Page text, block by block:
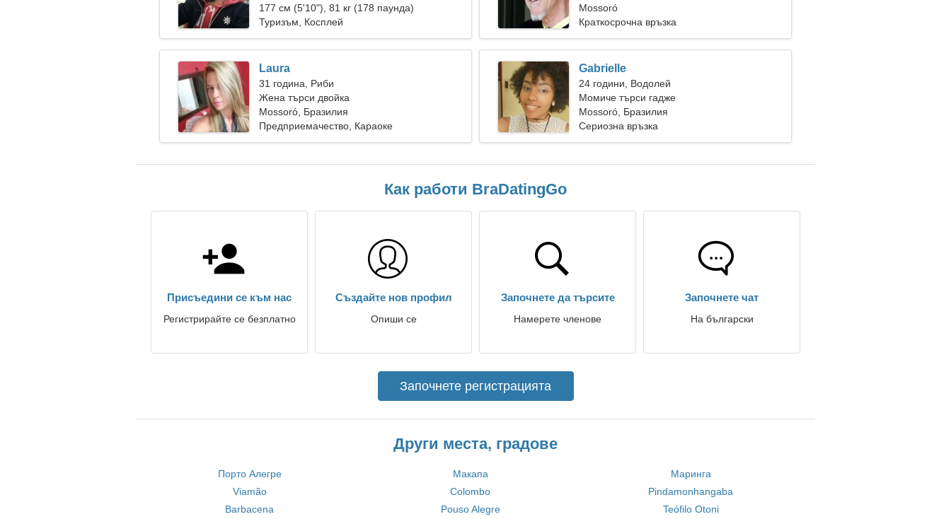
177 см (5'10"), 81 кг (178 паунда)
Туризъм, Косплей
Mossoró
Краткосрочна връзка
Laura
31 година, Риби
Жена търси двойка
Mossoró, Бразилия
Предприемачество, Караоке
Gabrielle
24 години, Водолей
Момиче търси гадже
Mossoró, Бразилия
Сериозна връзка
Как работи BraDatingGo
Присъедини се към нас
Регистрирайте се безплатно
Създайте нов профил
Опиши се
Започнете да търсите
Намерете членове
Започнете чат
На български
Започнете регистрацията
Други места, градове
Порто Алегре Макапа
Маринга
Viamão
Colombo
Pindamonhangaba
Barbacena
Pouso Alegre Teófilo Otoni